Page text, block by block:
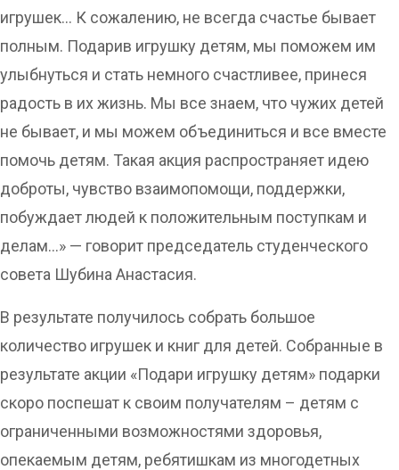
игрушек… К сожалению, не всегда счастье бывает
полным. Подарив игрушку детям, мы поможем им
улыбнуться и стать немного счастливее, принеся
радость в их жизнь. Мы все знаем, что чужих детей
не бывает, и мы можем объединиться и все вместе
помочь детям. Такая акция распространяет идею
доброты, чувство взаимопомощи, поддержки,
побуждает людей к положительным поступкам и
делам…» — говорит председатель студенческого
совета Шубина Анастасия.
В результате получилось собрать большое
количество игрушек и книг для детей. Собранные в
результате акции «Подари игрушку детям» подарки
скоро поспешат к своим получателям – детям с
ограниченными возможностями здоровья,
опекаемым детям, ребятишкам из многодетных